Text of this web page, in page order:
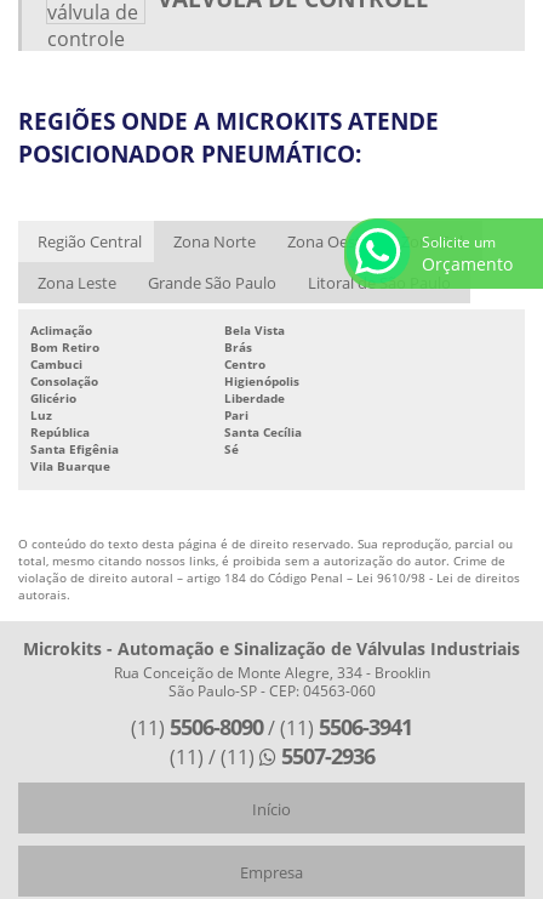
VÁLVULA DE CONTROLE PNEUMÁTICA
VÁLVULA PNEUMÁTICA PREÇO
ATUADOR ELÉTRICO 24V
ATUADOR ELÉTRICO 220V
ATUADOR ELÉTRICO ROTATIVO
ATUADOR ELÉTRICO ROTATIVO PREÇO
ATUADOR PNEUMÁTICO
ATUADOR PNEUMÁTICO DE ALTO IMPACTO
EMPRESA DE ATUADORES PNEUMÁTICOS
FABRICANTES DE ATUADORES PNEUMÁTICOS
MONITORAMENTO DE VÁLVULA
POSICIONADOR ELETROPNEUMÁTICO LINEAR
POSICIONADOR ELETROPNEUMÁTICO ROTATIVO
POSICIONADOR PNEUMÁTICO
REGIÕES ONDE A MICROKITS ATENDE
POSICIONADOR PNEUMÁTICO:
Região Central Zona Norte Zona Oeste
Zona Sul
Zona Leste
Grande São Paulo Litoral de São Paulo
Aclimação
Bela Vista
Bom Retiro
Brás
Cambuci
Centro
Consolação
Higienópolis
Glicério
Liberdade
Luz
Pari
República
Santa Cecília
Santa Efigênia
Sé
Vila Buarque
O conteúdo do texto desta página é de direito reservado. Sua reprodução, parcial ou
total, mesmo citando nossos links, é proibida sem a autorização do autor. Crime de
violação de direito autoral – artigo 184 do Código Penal – Lei 9610/98 - Lei de direitos
autorais.
Microkits - Automação e Sinalização de Válvulas Industriais
Rua Conceição de Monte Alegre, 334 - Brooklin
São Paulo-SP - CEP: 04563-060
(11) 5506-8090/ (11) 5506-3941
(11) / (11) 5507-2936
Início
Empresa
Solicite um
Orçamento